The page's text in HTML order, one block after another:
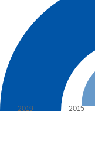
2019 2015